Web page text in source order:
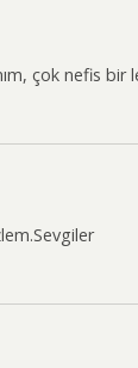
çok nefis